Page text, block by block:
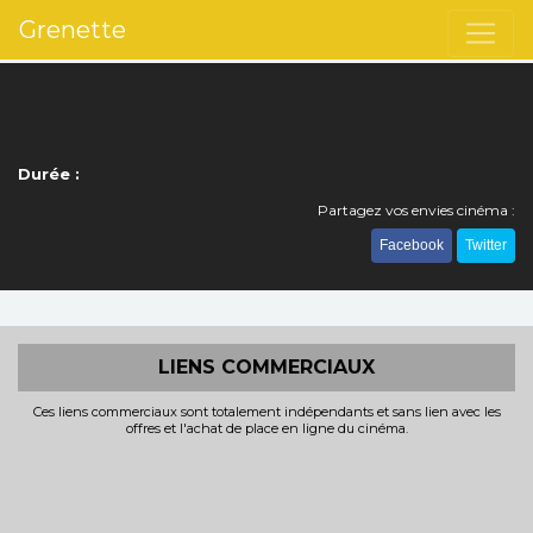
Grenette
Durée :
Partagez vos envies cinéma :
Facebook Twitter
LIENS COMMERCIAUX
Ces liens commerciaux sont totalement indépendants et sans lien avec les
offres et l'achat de place en ligne du cinéma.